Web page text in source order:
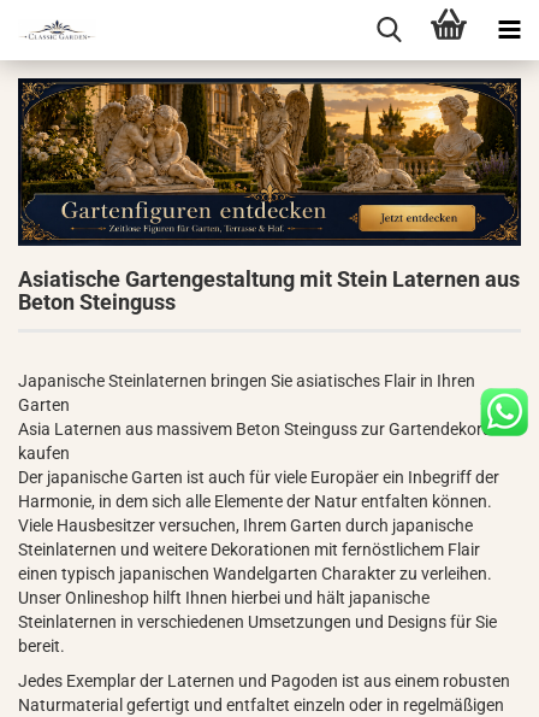
Asiatische Gartengestaltung mit Stein Laternen aus
Beton Steinguss
Japanische Steinlaternen bringen Sie asiatisches Flair in Ihren
Garten
Asia Laternen aus massivem Beton Steinguss zur Gartendekoration
kaufen
Der japanische Garten ist auch für viele Europäer ein Inbegriff der
Harmonie, in dem sich alle Elemente der Natur entfalten können.
Viele Hausbesitzer versuchen, Ihrem Garten durch japanische
Steinlaternen und weitere Dekorationen mit fernöstlichem Flair
einen typisch japanischen Wandelgarten Charakter zu verleihen.
Unser Onlineshop hilft Ihnen hierbei und hält japanische
Steinlaternen in verschiedenen Umsetzungen und Designs für Sie
bereit.
Jedes Exemplar der Laternen und Pagoden ist aus einem robusten
Naturmaterial gefertigt und entfaltet einzeln oder in regelmäßigen